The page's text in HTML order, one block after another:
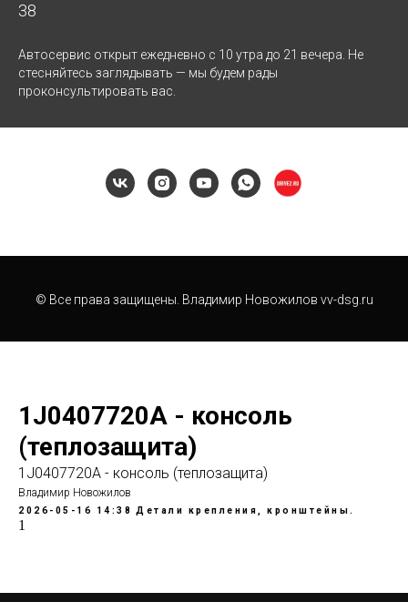
38
Автосервис открыт ежедневно с 10 утра до 21 вечера. Не
стесняйтесь заглядывать — мы будем рады
проконсультировать вас.
© Все права защищены. Владимир Новожилов vv-dsg.ru
1J0407720A - консоль
(теплозащита)
1J0407720A - консоль (теплозащита)
Владимир Новожилов
2026-05-16 14:38 Детали крепления, кронштейны.
1